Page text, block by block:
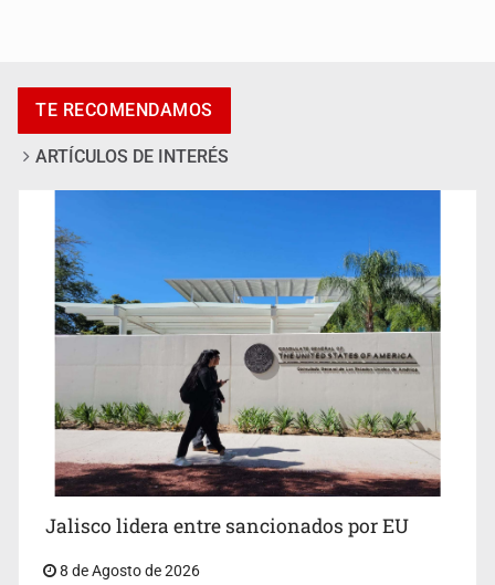
Llaman a mantener legado de Alcalde
TE RECOMENDAMOS
ARTÍCULOS DE INTERÉS
Jalisco lidera entre sancionados por EU
8 de Agosto de 2026